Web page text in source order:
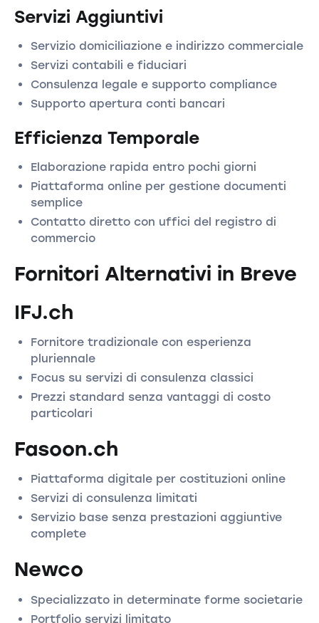
Servizi Aggiuntivi
Servizio domiciliazione e indirizzo commerciale
Servizi contabili e fiduciari
Consulenza legale e supporto compliance
Supporto apertura conti bancari
Efficienza Temporale
Elaborazione rapida entro pochi giorni
Piattaforma online per gestione documenti
semplice
Contatto diretto con uffici del registro di
commercio
Fornitori Alternativi in Breve
IFJ.ch
Fornitore tradizionale con esperienza
pluriennale
Focus su servizi di consulenza classici
Prezzi standard senza vantaggi di costo
particolari
Fasoon.ch
Piattaforma digitale per costituzioni online
Servizi di consulenza limitati
Servizio base senza prestazioni aggiuntive
complete
Newco
Specializzato in determinate forme societarie
Portfolio servizi limitato